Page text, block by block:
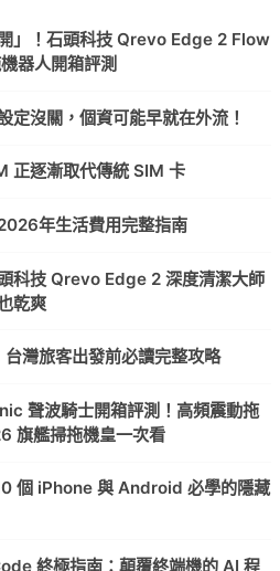
」！石頭科技 Qrevo Edge 2 Flow
器人開箱評測
定沒關，個資可能早就在外流！
正逐漸取代傳統 SIM 卡
年生活費用完整指南
科技 Qrevo Edge 2 深度清潔大師
乾爽
灣旅客出發前必讀完整攻略
聲波騎士開箱評測！高頻震動拖
旗艦掃拖機皇一次看
個 iPhone 與 Android 必學的隱藏
終極指南：顛覆終端機的 AI 程